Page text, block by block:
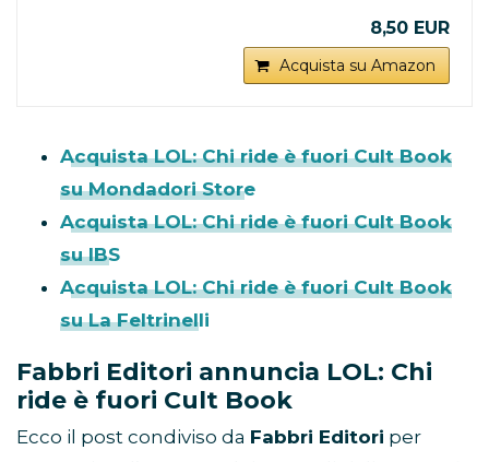
8,50 EUR
Acquista su Amazon
Acquista LOL: Chi ride è fuori Cult Book
su Mondadori Store
Acquista LOL: Chi ride è fuori Cult Book
su IBS
Acquista LOL: Chi ride è fuori Cult Book
su La Feltrinelli
Fabbri Editori annuncia LOL: Chi
ride è fuori Cult Book
Ecco il post condiviso da Fabbri Editori per